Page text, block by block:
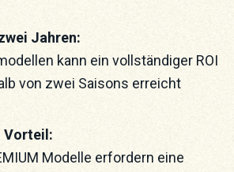
Jahren:
kann ein vollständiger ROI
von zwei Saisons erreicht
Vorteil:
Modelle erfordern eine